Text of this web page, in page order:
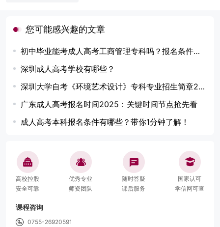
您可能感兴趣的文章
初中毕业能考成人高考工商管理专科吗？报名条件详解
深圳成人高考学校有哪些？
深圳大学自考《环境艺术设计》专科专业招生简章2025
广东成人高考报名时间2025：关键时间节点抢先看
成人高考本科报名条件有哪些？带你1分钟了解！
高校控股
安全可靠
优秀专业
师资团队
随时答疑
课后服务
国家认可
学信网可查
课程咨询
0755-26920591